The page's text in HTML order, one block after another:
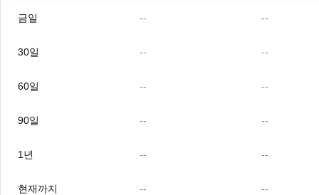
금일 -- --
30일 -- --
60일 -- --
90일 -- --
1년 -- --
현재까지 -- --